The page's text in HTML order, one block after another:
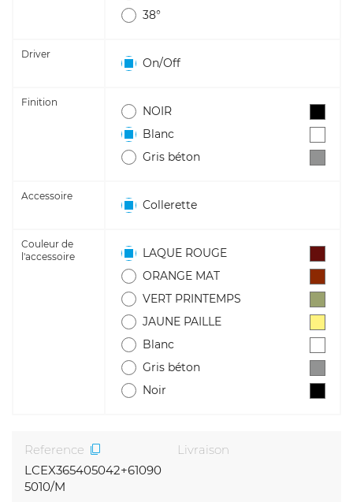
38°
Driver
On/Off
Finition
NOIR
Blanc
Gris béton
Accessoire
Collerette
Couleur de
l'accessoire
LAQUE ROUGE
ORANGE MAT
VERT PRINTEMPS
JAUNE PAILLE
Blanc
Gris béton
Noir
Reference
LCEX365405042+61090
5010/M
Livraison